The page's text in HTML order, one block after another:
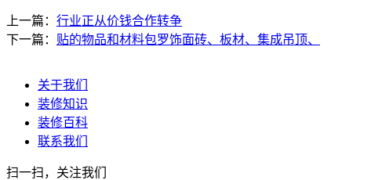
上一篇： 行业正从价钱合作转争
下一篇： 贴的物品和材料包罗饰面砖、板材、集成吊顶、
关于我们
装修知识
装修百科
联系我们
扫一扫，关注我们